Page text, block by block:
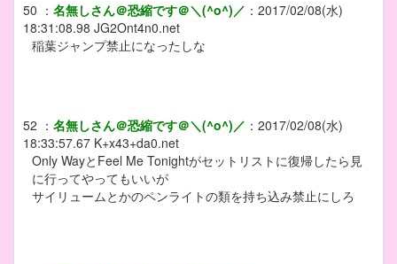
50 ： 名無しさん＠恐縮です＠＼(^o^)／ ： 2017/02/08(水)
18:31:08.98 JG2Ont4n0.net
稲葉ジャンプ禁止になったしな
52 ： 名無しさん＠恐縮です＠＼(^o^)／ ： 2017/02/08(水)
18:33:57.67 K+x43+da0.net
Only WayとFeel Me Tonightがセットリストに復帰したら見
に行ってやってもいいが
サイリュームとかのペンライトの類を持ち込み禁止にしろ